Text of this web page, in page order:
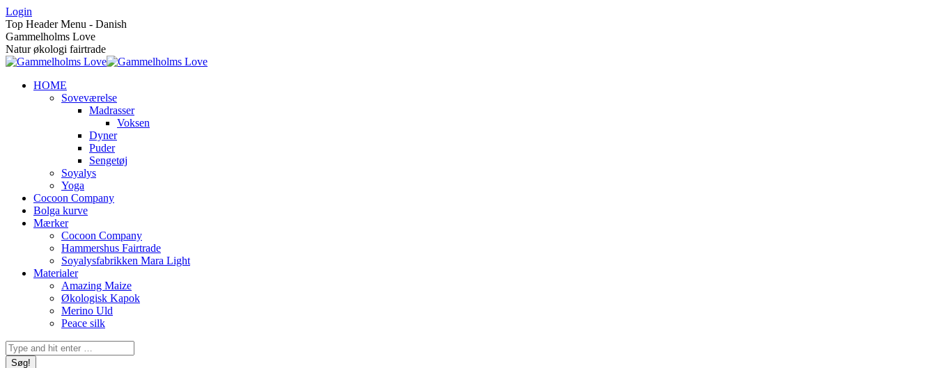
Skip
to
content
Login
Top Header Menu - Danish
Gammelholms Love
Natur økologi fairtrade
HOME
Soveværelse
Madrasser
Voksen
Dyner
Puder
Sengetøj
Soyalys
Yoga
Cocoon Company
Bolga kurve
Mærker
Cocoon Company
Hammershus Fairtrade
Soyalysfabrikken Mara Light
Materialer
Amazing Maize
Økologisk Kapok
Merino Uld
Peace silk
Søg: